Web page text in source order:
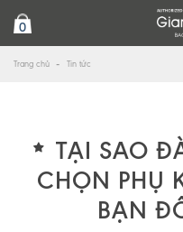
0
Trang chủ Tin tức
TẠI SAO
CHỌN PHỤ
BẠN